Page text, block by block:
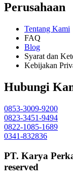
Perusahaan
Tentang Kami
FAQ
Blog
Syarat dan
Kebijakan
Hubungi
0853-3009-9200
0823-3451-9494
0822-1085-1689
0341-832836
PT. Karya
reserved